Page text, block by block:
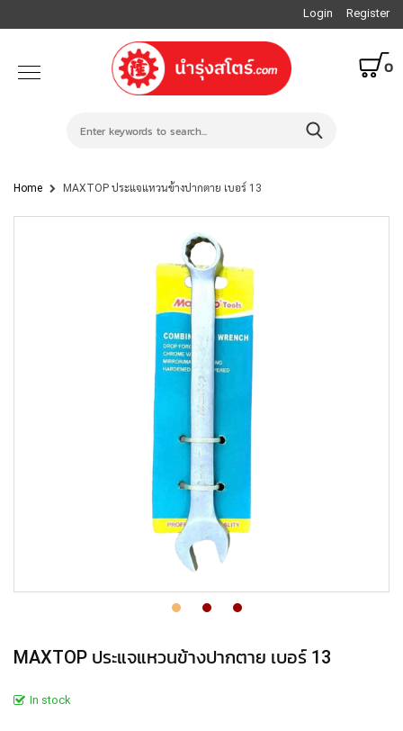
Login Register
0
Home MAXTOP ประแจแหวนข้างปากตาย เบอร์ 13
MAXTOP ประแจแหวนข้างปากตาย เบอร์ 13
In stock